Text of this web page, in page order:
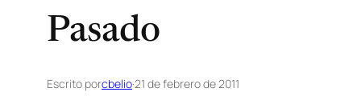
Pasado
Escrito porcbelio·21 de febrero de 2011